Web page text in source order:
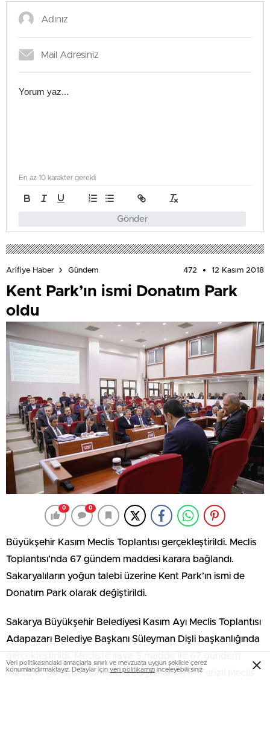
Gönder
En az 10 karakter gerekli
Arifiye Haber Gündem 472 12 Kasım 2018
Kent Park’ın ismi Donatım Park
oldu
0 0
Büyükşehir Kasım Meclis Toplantısı gerçekleştirildi. Meclis
Toplantısı’nda 67 gündem maddesi karara bağlandı.
Sakaryalıların yoğun talebi üzerine Kent Park’ın ismi de
Donatım Park olarak değiştirildi.
Sakarya Büyükşehir Belediyesi Kasım Ayı Meclis Toplantısı
Adapazarı Belediye Başkanı Süleyman Dişli başkanlığında
maddesi görüşülerek karara bağlandı. MHP Ferizli Meclis
Veri politikasındaki amaçlarla sınırlı ve mevzuata uygun şekilde çerez
konumlandırmaktayız. Detaylar için veri politikamızı inceleyebilirsiniz